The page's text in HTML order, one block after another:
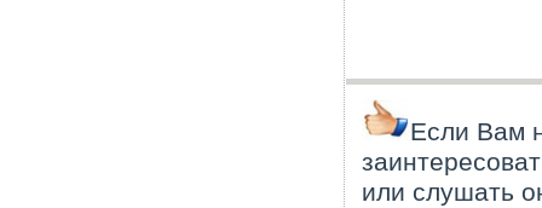
Если Вам
или слушать